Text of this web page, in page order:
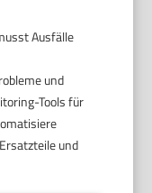
Ausfälle
und
Tools für
und